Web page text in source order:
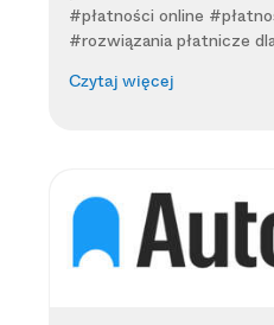
#płatności online
#rozwiązania płatnicze
Czytaj więcej